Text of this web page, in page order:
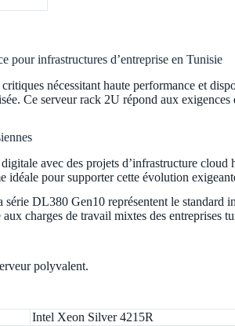
infrastructures d’entreprise en Tunisie
nécessitant haute performance et
Ce serveur rack 2U répond aux
avec des projets d’infrastructure
pour supporter cette évolution
DL380 Gen10 représentent le
charges de travail mixtes des entreprises
polyvalent.
Intel Xeon Silver 4215R